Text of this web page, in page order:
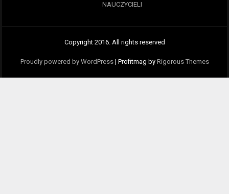
NAUCZYCIELI
Copyright 2016. All rights reserved
Proudly powered by WordPress | Profitmag by Rigorous Themes